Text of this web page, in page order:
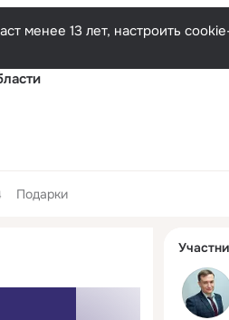
менее 13 лет, настроить
Подарки
колонка